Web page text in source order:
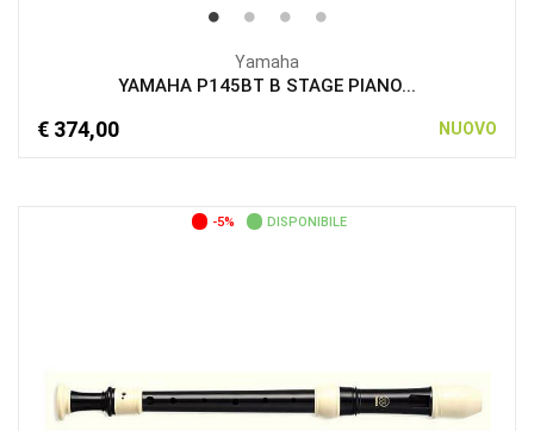
Yamaha
YAMAHA P145BT B STAGE PIANO...
€ 374,00 NUOVO
-5% DISPONIBILE